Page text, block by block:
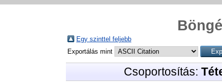
Egy szinttel feljebb
Exportálás mint
Csoportosítás: